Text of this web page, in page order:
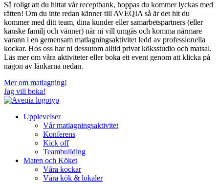
Så roligt att du hittat vår receptbank, hoppas du kommer lyckas med
rätten! Om du inte redan känner till AVEQIA så är det hit du
kommer med ditt team, dina kunder eller samarbetspartners (eller
kanske familj och vänner) när ni vill umgås och komma närmare
varann i en gemensam matlagningsaktivitet ledd av professionella
kockar. Hos oss har ni dessutom alltid privat köksstudio och matsal.
Läs mer om våra aktiviteter eller boka ett event genom att klicka på
någon av länkarna nedan.
Mer om matlagning!
Jag vill boka!
Upplevelser
Vår matlagningsaktivitet
Konferens
Kick off
Teambuilding
Maten och Köket
Våra kockar
Våra kök & lokaler